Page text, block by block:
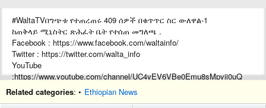
#WaltaTVበግጭቱ የተጠረጠሩ 409 ሰዎች በቁጥጥር ስር ውለዋል-1
ከጠቅላይ ሚኒስትር ጽሕፈት ቤት የተሰጠ መግለጫ .
Facebook : https://www.facebook.com/waltainfo/
Twitter : https://twitter.com/walta_info
YouTube
:https://www.youtube.com/channel/UC4yEV6VBe0Emu8sMpyij0uQ
Website :https://waltainfo.com
Related categories: • Ethiopian News